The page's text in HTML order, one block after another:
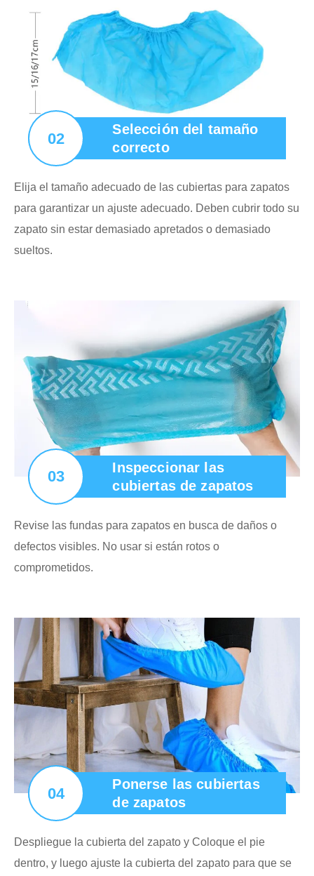
02
Selección del tamaño
correcto
Elija el tamaño adecuado de las cubiertas para zapatos
para garantizar un ajuste adecuado. Deben cubrir todo su
zapato sin estar demasiado apretados o demasiado
sueltos.
03
Inspeccionar las
cubiertas de zapatos
Revise las fundas para zapatos en busca de daños o
defectos visibles. No usar si están rotos o
comprometidos.
04
Ponerse las cubiertas
de zapatos
Despliegue la cubierta del zapato y Coloque el pie
dentro, y luego ajuste la cubierta del zapato para que se